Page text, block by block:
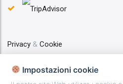
Privacy & Cookie
Impostazioni cookie